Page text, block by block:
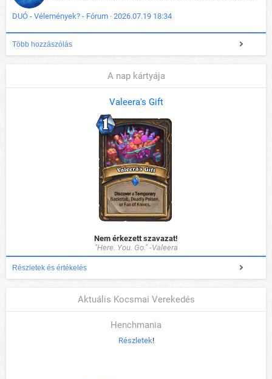
DUÓ - Vélemények? - Fórum · 2026.07.19 18:34
Több hozzászólás
A nap kártyája
Valeera's Gift
Nem érkezett szavazat!
"Here. You. Go." -Valeera
Részletek és értékelés
Aktuális Kocsmai Verekedés
Henchmania
Részletek!